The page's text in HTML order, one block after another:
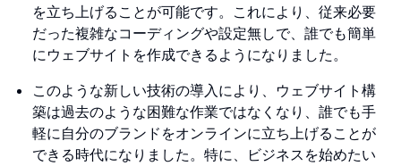
を立ち上げることが可能です。これにより、従来必要
だった複雑なコーディングや設定無しで、誰でも簡単
にウェブサイトを作成できるようになりました。
このような新しい技術の導入により、ウェブサイト構
築は過去のような困難な作業ではなくなり、誰でも手
軽に自分のブランドをオンラインに立ち上げることが
できる時代になりました。特に、ビジネスを始めたい